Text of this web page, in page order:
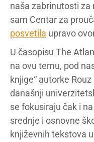
naša zabrinutosti za
sam Centar za
posvetila upravo
U časopisu The
na ovu temu, pod
knjige“ autorke
današnji
se fokusiraju čak i
srednje i osnovne
književnih tekstova